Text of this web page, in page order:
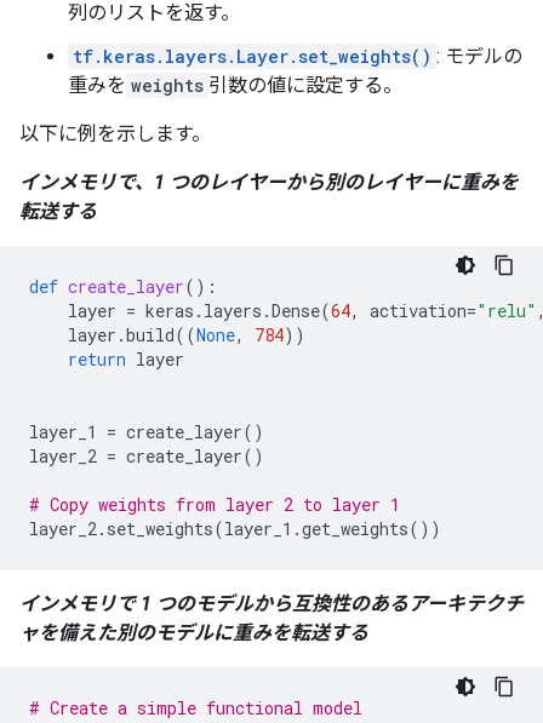
列のリストを返す。
tf.keras.layers.Layer.set_weights() : モデルの
重みを weights 引数の値に設定する。
以下に例を示します。
インメモリで、1 つのレイヤーから別のレイヤーに重みを
転送する
def create_layer():
layer = keras . layers .Dense(64, activation="relu"
layer .build((None, 784))
return layer
layer_1 = create_layer()
layer_2 = create_layer()
# Copy weights from layer 2 to layer 1
layer_2. set_weights(layer_1 .get_weights())
インメモリで 1 つのモデルから互換性のあるアーキテクチ
ャを備えた別のモデルに重みを転送する
# Create a simple functional model